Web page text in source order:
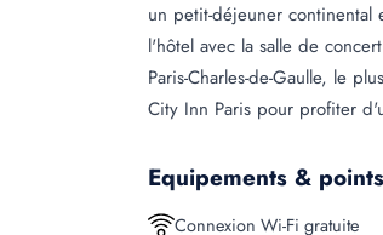
un petit-déjeuner
l'hôtel avec la salle de
Paris-Charles-de-Gaulle, le
City Inn Paris pour profiter
Equipements &
Connexion Wi-Fi gratuite